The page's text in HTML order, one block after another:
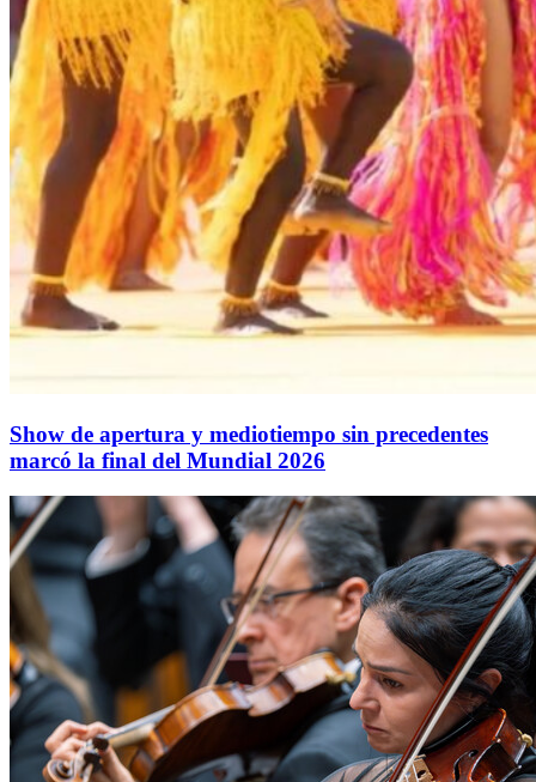
Show de apertura y mediotiempo sin precedentes
marcó la final del Mundial 2026